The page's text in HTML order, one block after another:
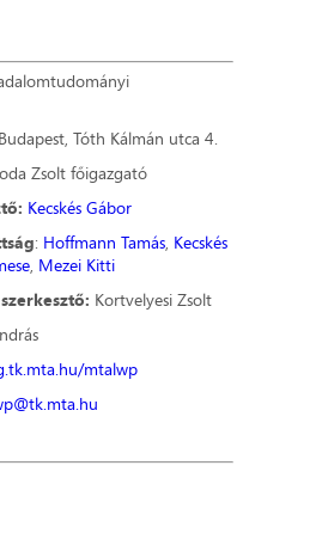
Tóth Kálmán utca 4.
Zsolt főigazgató
Kecskés Gábor
: Hoffmann Tamás, Kecskés
, Mezei Kitti
Kortvelyesi Zsolt
mtalwp